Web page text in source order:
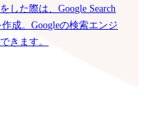
した際は、Google Search
成。Googleの検索エンジ
きます。